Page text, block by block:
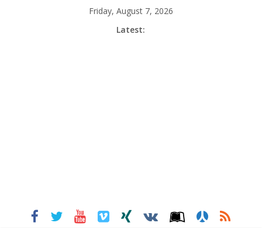
Friday, August 7, 2026
Latest: